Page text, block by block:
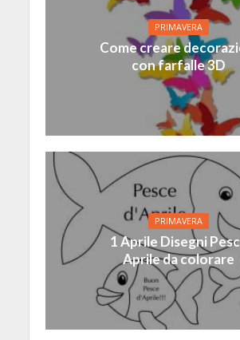
PRIMAVERA
Come creare
con farfalle 3D
PRIMAVERA
1 Aprile Disegni
Aprile da colorare